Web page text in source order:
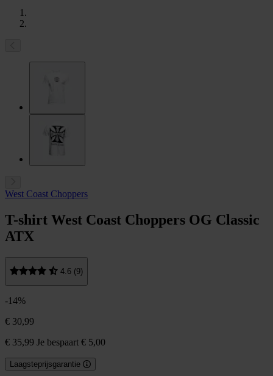
West Coast Choppers
T-shirt West Coast Choppers OG Classic
ATX
4.6 (9)
-14%
€ 30,99
€ 35,99 Je bespaart € 5,00
Laagsteprijsgarantie